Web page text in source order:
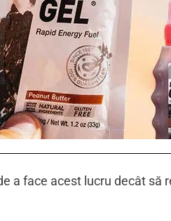
a face acest lucru decât să